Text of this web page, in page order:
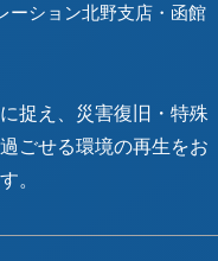
ーション
捉え、災害復旧・特殊
ごせる環境の再生をお
。